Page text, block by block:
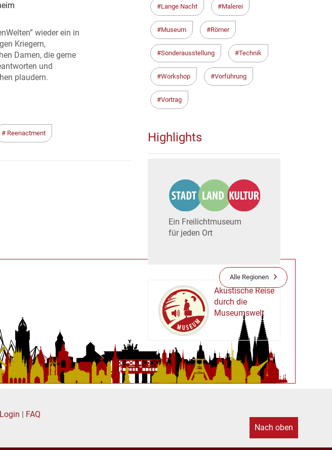
wieder ein in
Kriegern,
Damen, die gerne
und
plaudern.
Reenactment
Alle Regionen
Lange Nacht Malerei
Museum Römer
Sonderausstellung Technik
Workshop Vorführung
Vortrag
Highlights
Ein Freilichtmuseum
für jeden Ort
MUSEUM
Akustische Reise
durch die
Museumswelt
Login | FAQ
Nach oben